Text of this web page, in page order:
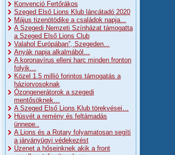
Konvenció Fertőrákos
Szeged Első Lions Klub láncátadó 2020
Május tizenötödike a családok napja...
A Szegedi Nemzeti Színházat támogatta
a Szeged Első Lions Club
Valahol Európában”, Szegeden...
Anyák napja alkalmából…
A koronavírus elleni harc minden fronton
folyik…
Közel 1.5 millió forintos támogatás a
háziorvosoknak
Ózongenerátorok a szegedi
mentősöknek…
A Szeged Első Lions Klub törekvései…
Húsvét a remény és feltámadás
ünnepe..
A Lions és a Rotary folyamatosan segíti
a járványügyi védekezést
Üzenet a hőseinknek akik a front